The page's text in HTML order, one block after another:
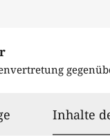
Inhalte